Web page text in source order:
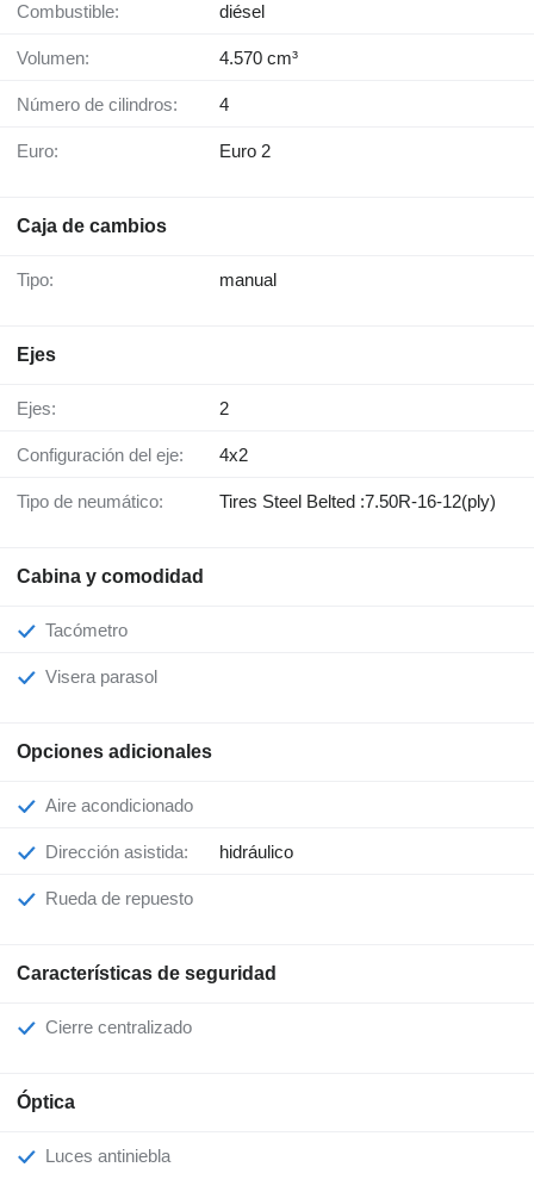
Combustible: diésel
Volumen: 4.570 cm³
Número de cilindros: 4
Euro: Euro 2
Caja de cambios
Tipo: manual
Ejes
Ejes: 2
Configuración del eje: 4x2
Tipo de neumático: Tires Steel Belted :7.50R-16-12(ply)
Cabina y comodidad
Tacómetro
Visera parasol
Opciones adicionales
Aire acondicionado
Dirección asistida: hidráulico
Rueda de repuesto
Características de seguridad
Cierre centralizado
Óptica
Luces antiniebla